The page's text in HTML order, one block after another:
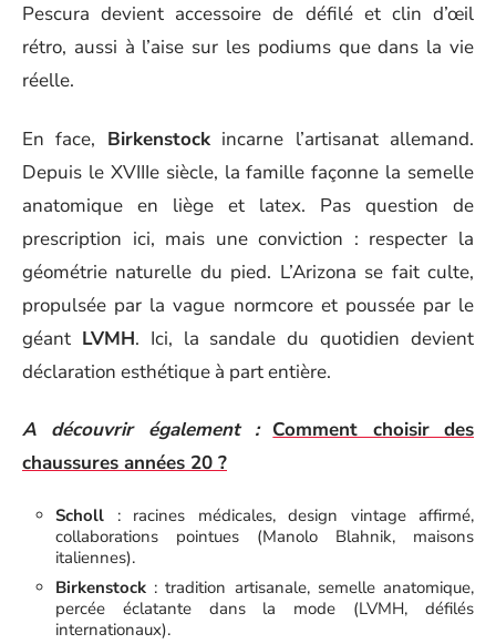
Pescura devient accessoire de défilé et clin d’œil
rétro, aussi à l’aise sur les podiums que dans la vie
réelle.
En face, Birkenstockincarne l’artisanat allemand.
Depuis le XVIIIe siècle, la famille façonne la semelle
anatomique en liège et latex. Pas question de
prescription ici, mais une conviction : respecter la
géométrie naturelle du pied. L’Arizona se fait culte,
propulsée par la vague normcore et poussée par le
géant LVMH. Ici, la sandale du quotidien devient
déclaration esthétique à part entière.
A découvrir également : Comment choisir des
chaussures années 20 ?
Scholl : racines médicales, design vintage affirmé,
collaborations pointues (Manolo Blahnik, maisons
italiennes).
Birkenstock : tradition artisanale, semelle anatomique,
percée éclatante dans la mode (LVMH, défilés
internationaux).